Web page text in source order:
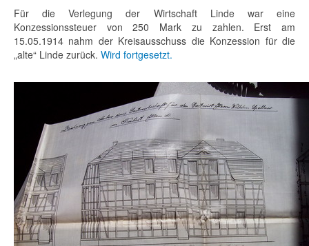
Für die Verlegung der Wirtschaft Linde war eine
Konzessionssteuer von 250 Mark zu zahlen. Erst am
15.05.1914 nahm der Kreisausschuss die Konzession für die
„alte“ Linde zurück. Wird fortgesetzt.